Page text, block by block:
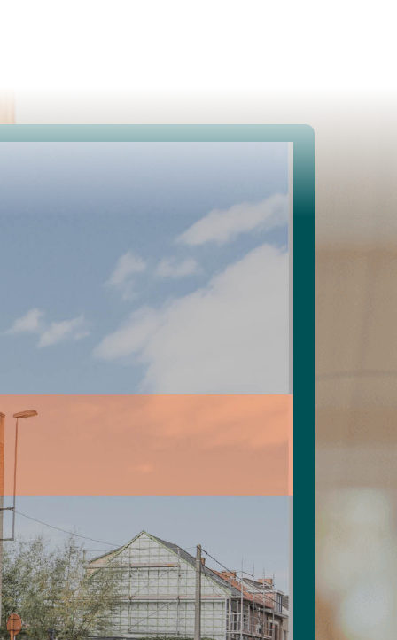
Spaans vastgoed